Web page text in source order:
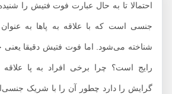
افراد
آیا
احتمالا تا به حال عبارت فوت فتیش را
جنسی است که با علاقه به پاها به عنوان
شناخته می‌شود. اما فوت فتیش دقیقا یعنی چه؟
رایج است؟ چرا برخی افراد به پا علاقه
گرایش را دارد چطور آن را با شریک جنسی‌اش